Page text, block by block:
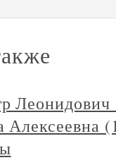
Леонидович
Алексеевна